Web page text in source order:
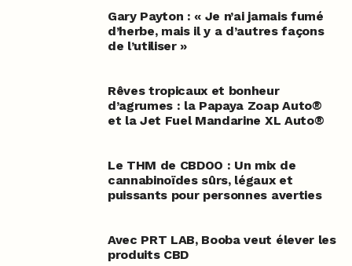
Gary Payton : « Je n’ai jamais fumé
d’herbe, mais il y a d’autres façons
de l’utiliser »
Rêves tropicaux et bonheur
d’agrumes : la Papaya Zoap Auto®
et la Jet Fuel Mandarine XL Auto®
Le THM de CBDOO : Un mix de
cannabinoïdes sûrs, légaux et
puissants pour personnes averties
Avec PRT LAB, Booba veut élever les
produits CBD